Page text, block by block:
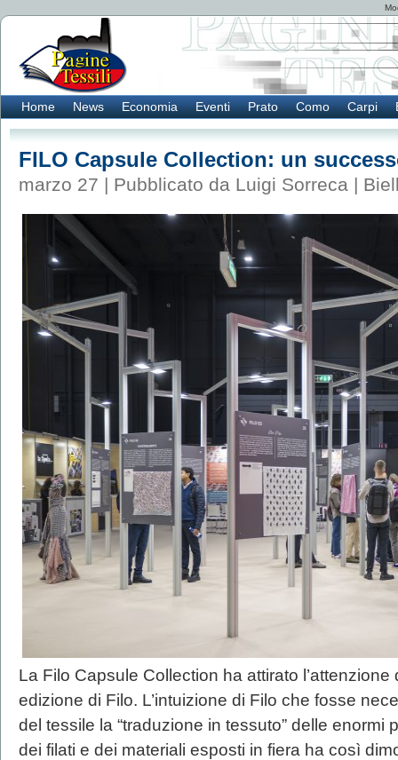
Home News Economia Eventi Prato Como Carpi
FILO Capsule Collection: un
marzo 27 | Pubblicato da Luigi Sorreca |
La Filo Capsule Collection ha attirato
edizione di Filo. L’intuizione di Filo che fosse
del tessile la “traduzione in tessuto” delle enormi
dei filati e dei materiali esposti in fiera ha così